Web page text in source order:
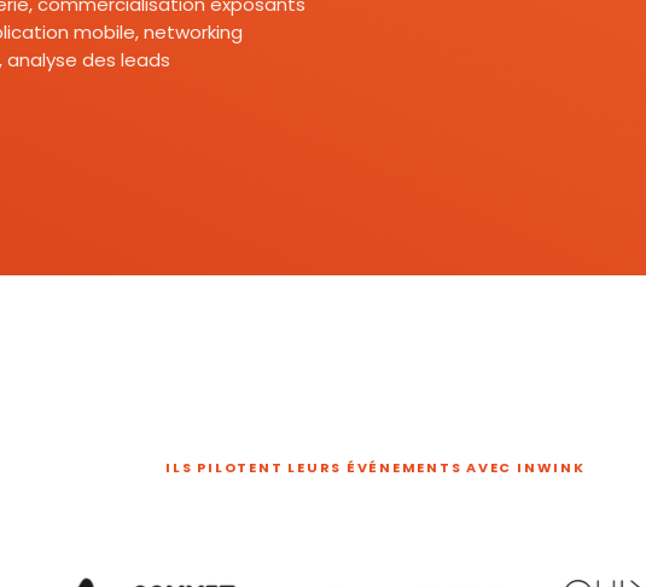
mobile, networking
des leads
ILS PILOTENT LEURS ÉVÉNEMENTS AVEC INWINK